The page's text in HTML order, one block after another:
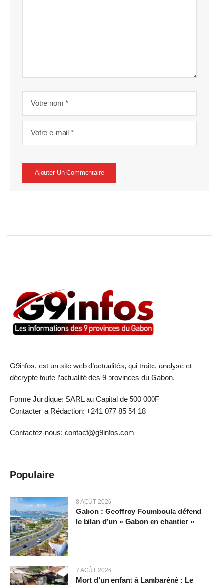
G9infos, est un site web d’actualités, qui traite, analyse et
décrypte toute l’actualité des 9 provinces du Gabon.
Forme Juridique: SARL au Capital de 500 000F
Contacter la Rédaction: +241 077 85 54 18
Contactez-nous: contact@g9infos.com
Populaire
8 AOÛT 2026
Gabon : Geoffroy Foumboula défend
le bilan d’un « Gabon en chantier »
7 AOÛT 2026
Mort d’un enfant à Lambaréné : Le